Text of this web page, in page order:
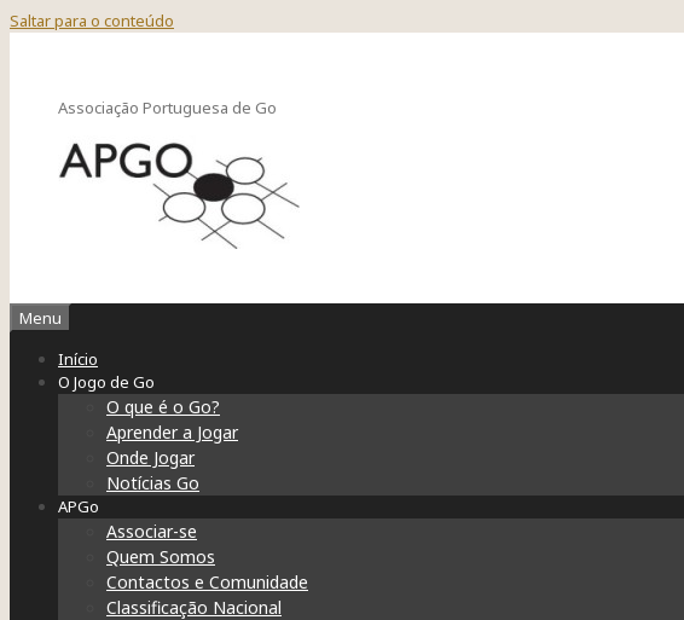
Saltar para o conteúdo
Associação Portuguesa de Go
Menu
Início
O Jogo de Go
O que é o Go?
Aprender a Jogar
Onde Jogar
Notícias Go
APGo
Associar-se
Quem Somos
Contactos e Comunidade
Classificação Nacional